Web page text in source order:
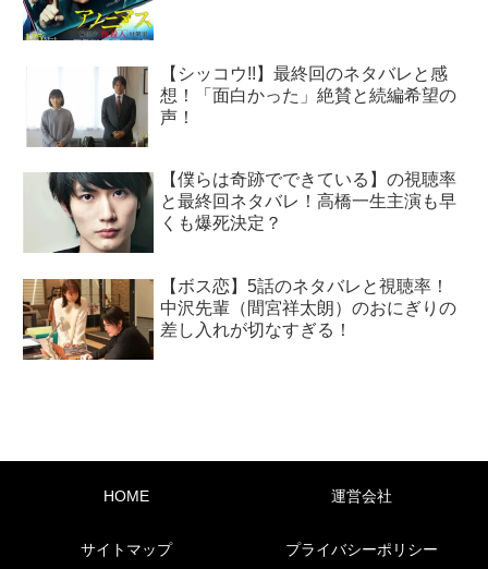
【シッコウ!!】最終回のネタバレと感
想！「面白かった」絶賛と続編希望の
声！
【僕らは奇跡でできている】の視聴率
と最終回ネタバレ！高橋一生主演も早
くも爆死決定？
【ボス恋】5話のネタバレと視聴率！
中沢先輩（間宮祥太朗）のおにぎりの
差し入れが切なすぎる！
HOME 運営会社
サイトマップ プライバシーポリシー